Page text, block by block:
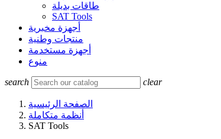
طاقات بديلة
SAT Tools
أجهزة مخبرية
منتجات وطنية
أجهزة مستخدمة
منوع
search clear
الصفحة الرئيسية
أنظمة متكاملة
SAT Tools